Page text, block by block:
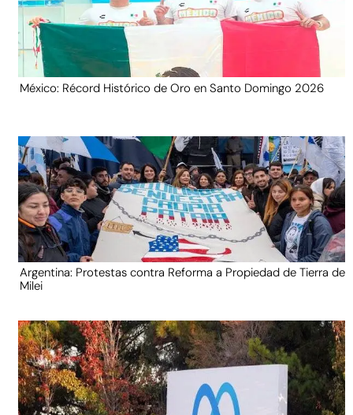
México: Récord Histórico de Oro en Santo Domingo 2026
Argentina: Protestas contra Reforma a Propiedad de Tierra de
Milei